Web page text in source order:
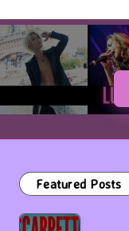
Featured Posts